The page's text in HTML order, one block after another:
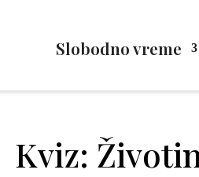
Slobodno vreme
Kviz: